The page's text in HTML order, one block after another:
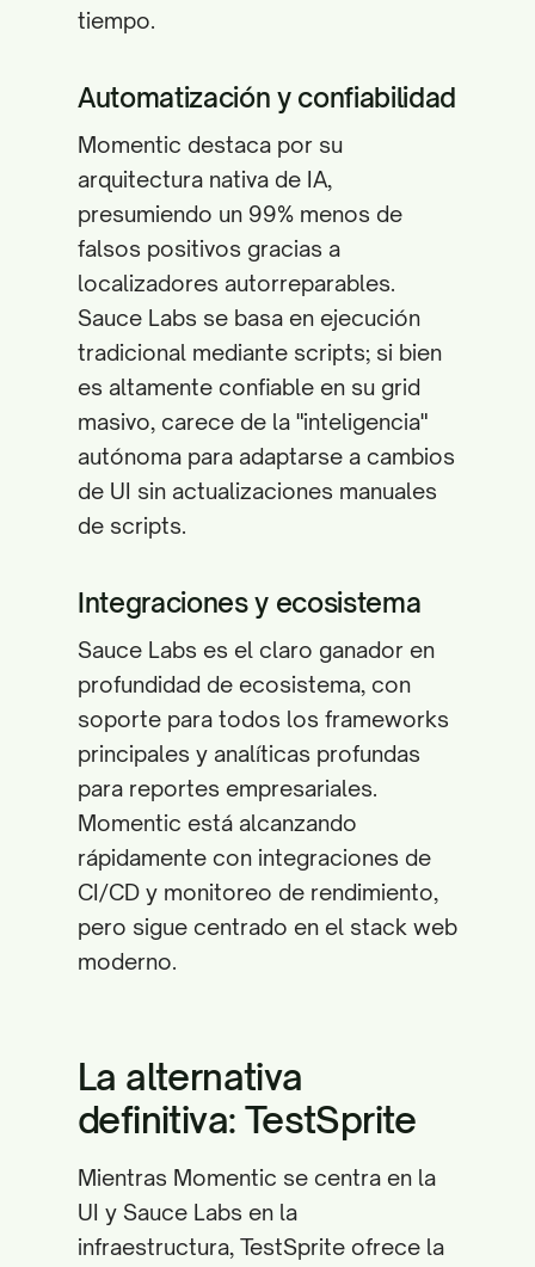
tiempo.
Automatización y confiabilidad
Momentic destaca por su
arquitectura nativa de IA,
presumiendo un 99% menos de
falsos positivos gracias a
localizadores autorreparables.
Sauce Labs se basa en ejecución
tradicional mediante scripts; si bien
es altamente confiable en su grid
masivo, carece de la "inteligencia"
autónoma para adaptarse a cambios
de UI sin actualizaciones manuales
de scripts.
Integraciones y ecosistema
Sauce Labs es el claro ganador en
profundidad de ecosistema, con
soporte para todos los frameworks
principales y analíticas profundas
para reportes empresariales.
Momentic está alcanzando
rápidamente con integraciones de
CI/CD y monitoreo de rendimiento,
pero sigue centrado en el stack web
moderno.
La alternativa
definitiva: TestSprite
Mientras Momentic se centra en la
UI y Sauce Labs en la
infraestructura, TestSprite ofrece la